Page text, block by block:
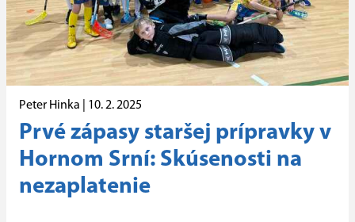
Peter Hinka | 10. 2. 2025
Prvé zápasy staršej prípravky v
Hornom Srní: Skúsenosti na
nezaplatenie